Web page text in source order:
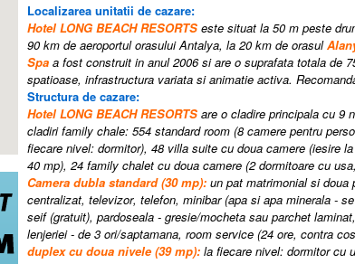
Localizarea unitatii de cazare:
Hotel LONG BEACH RESORTS este situat la 50 m peste
90 km de aeroportul orasului Antalya, la 20 km de orasul
Spa a fost construit in anul 2006 si are o suprafata totala de
spatioase, infrastructura variata si animatie activa.
Structura de cazare:
Hotel LONG BEACH RESORTS are o cladire principala cu 9
cladiri family chale: 554 standard room (8 camere pentru
fiecare nivel: dormitor), 48 villa suite cu doua camere (iesire
40 mp), 24 family chalet cu doua camere (2 dormitoare cu
Camera dubla standard (30 mp): un pat matrimonial sidoua
centralizat, televizor, telefon, minibar (apa si apa minerala -
seif (gratuit), pardoseala - gresie/mocheta sau parchet
lenjeriei - de 3 ori/saptamana, room service (24 ore, contra
duplex cu doua nivele(39 mp): la fiecare nivel: dormitor cu